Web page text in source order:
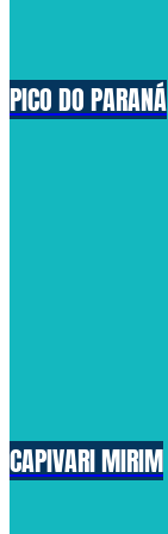
PICO DO PARANÁ
CAPIVARI MIRIM